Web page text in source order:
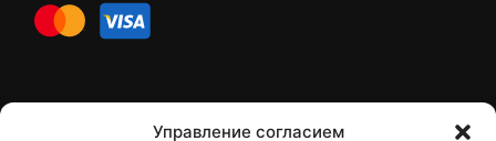
Управление согласием